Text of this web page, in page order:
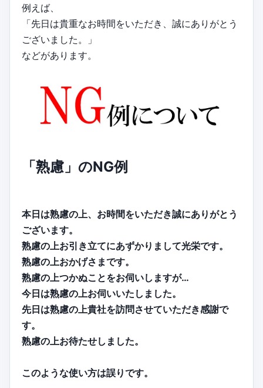
例えば、
「先日は貴重なお時間をいただき、誠にありがとう
ございました。」
などがあります。
「熟慮」のNG例
本日は熟慮の上、お時間をいただき誠にありがとう
ございます。
熟慮の上お引き立てにあずかりまして光栄です。
熟慮の上おかげさまです。
熟慮の上つかぬことをお伺いしますが…
今日は熟慮の上お伺いいたしました。
先日は熟慮の上貴社を訪問させていただき感謝で
す。
熟慮の上お待たせしました。
このような使い方は誤りです。